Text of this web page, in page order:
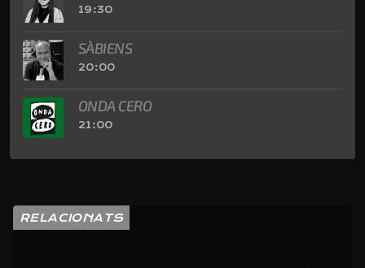
19:30
SÀBIENS
20:00
ONDA CERO
21:00
RELACIONATS